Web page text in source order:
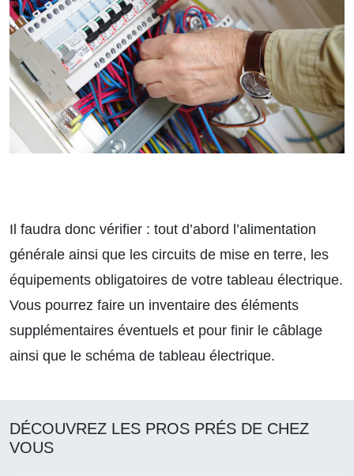
Il faudra donc vérifier : tout d’abord l’alimentation
générale ainsi que les circuits de mise en terre, les
équipements obligatoires de votre tableau électrique.
Vous pourrez faire un inventaire des éléments
supplémentaires éventuels et pour finir le câblage
ainsi que le schéma de tableau électrique.
DÉCOUVREZ LES PROS PRÉS DE CHEZ
VOUS